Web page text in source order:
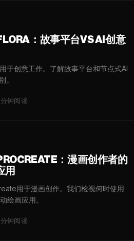
：故事平台VS AI创意
于创意工作。了解故事平台和节点式AI
。
钟阅读
：漫画创作者的
用
用于漫画创作。我们检视何时使用
绘画应用。
钟阅读